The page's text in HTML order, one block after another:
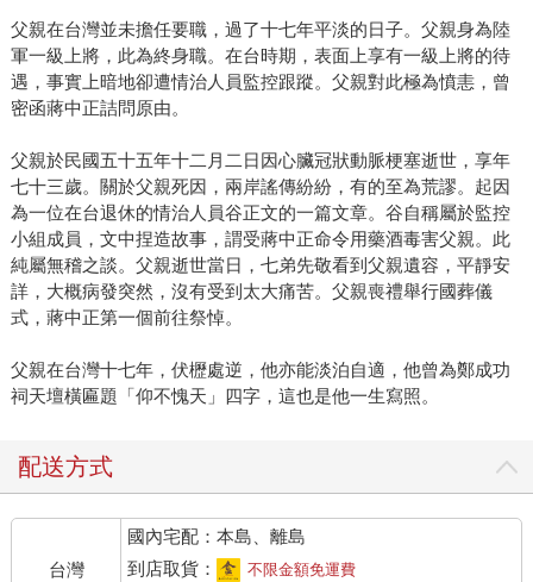
父親在台灣並未擔任要職，過了十七年平淡的日子。父親身為陸
軍一級上將，此為終身職。在台時期，表面上享有一級上將的待
遇，事實上暗地卻遭情治人員監控跟蹤。父親對此極為憤恚，曾
密函蔣中正詰問原由。
父親於民國五十五年十二月二日因心臟冠狀動脈梗塞逝世，享年
七十三歲。關於父親死因，兩岸謠傳紛紛，有的至為荒謬。起因
為一位在台退休的情治人員谷正文的一篇文章。谷自稱屬於監控
小組成員，文中捏造故事，謂受蔣中正命令用藥酒毒害父親。此
純屬無稽之談。父親逝世當日，七弟先敬看到父親遺容，平靜安
詳，大概病發突然，沒有受到太大痛苦。父親喪禮舉行國葬儀
式，蔣中正第一個前往祭悼。
父親在台灣十七年，伏櫪處逆，他亦能淡泊自適，他曾為鄭成功
祠天壇橫匾題「仰不愧天」四字，這也是他一生寫照。
配送方式
台灣
國內宅配：本島、離島
到店取貨：
不限金額免運費